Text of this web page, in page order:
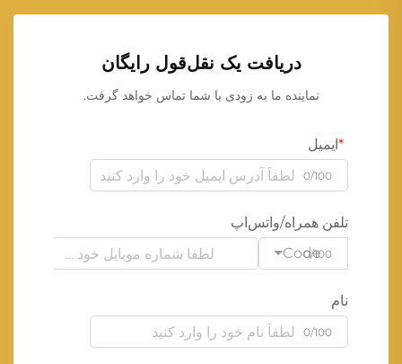
دریافت یک نقل‌قول رایگان
نماینده ما به زودی با شما تماس خواهد گرفت.
ایمیل
0/100
تلفن همراه/واتس‌اپ
Code
0/100
نام
0/100